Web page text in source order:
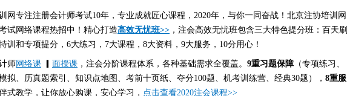
网专注注册会计师考试10年，专业成就匠心课程，2020年，与你一同奋战！北京注协培训网
试网络课程热招中！精心打造高效无忧班>> ，注会高效无忧班包含三大特色提分班：百天刷
训和专项提分， 6大练习，7大课程，8大资料，9大服务，10分用心！
师 网络课 面授课 ，注会分阶课程体系，各种基础需求全覆盖。 9重习题保障 （专项练习、
拟、历真题索引、知识点地图、考前十页纸、夺分100题、机考训练营、经典30题）， 8重服
式教学，让你放心购课，安心学习， 点击查看2020注会课程>>